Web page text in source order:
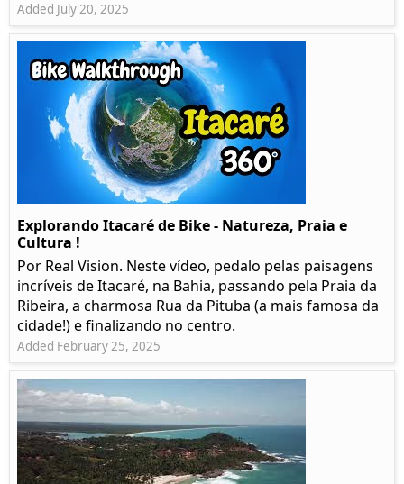
Added July 20, 2025
Explorando Itacaré de Bike - Natureza, Praia e
Cultura !
Por Real Vision. Neste vídeo, pedalo pelas paisagens
incríveis de Itacaré, na Bahia, passando pela Praia da
Ribeira, a charmosa Rua da Pituba (a mais famosa da
cidade!) e finalizando no centro.
Added February 25, 2025